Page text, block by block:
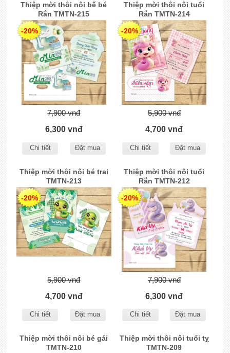
Thiệp mời thôi nôi bế bé
Rắn TMTN-215
-20%
7,900 vnđ
6,300 vnđ
Chi tiết Đặt mua
Thiệp mời thôi nôi tuổi
Rắn TMTN-214
-20%
5,900 vnđ
4,700 vnđ
Chi tiết Đặt mua
Thiệp mời thôi nôi bé trai
TMTN-213
-20%
5,900 vnđ
4,700 vnđ
Chi tiết Đặt mua
Thiệp mời thôi nôi tuổi
Rắn TMTN-212
-20%
7,900 vnđ
6,300 vnđ
Chi tiết Đặt mua
Thiệp mời thôi nôi bé gái
TMTN-210
Thiệp mời thôi nôi tuổi tỵ
TMTN-209